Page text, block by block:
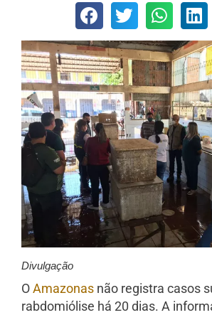
Divulgação
OAmazonas não registra casos
rabdomiólise há 20 dias. A